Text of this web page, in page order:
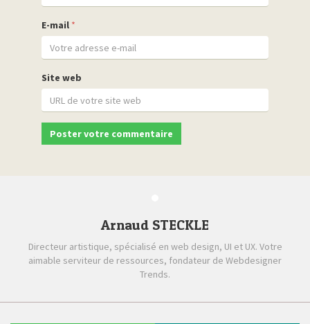
E-mail *
Site web
Arnaud STECKLE
Directeur artistique, spécialisé en web design, UI et UX. Votre
aimable serviteur de ressources, fondateur de Webdesigner
Trends.